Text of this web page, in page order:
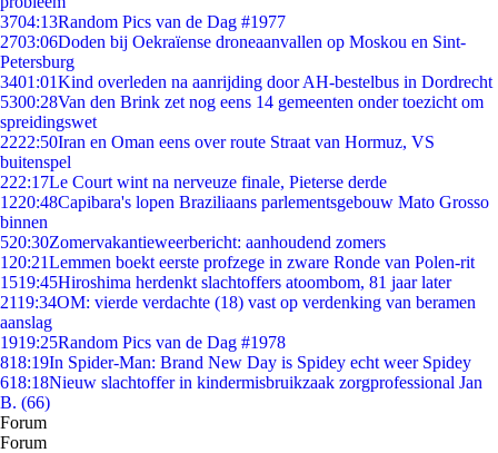
3704:13Random Pics van de Dag #1977
2703:06Doden bij Oekraïense droneaanvallen op Moskou en Sint-
Petersburg
3401:01Kind overleden na aanrijding door AH-bestelbus in Dordrecht
5300:28Van den Brink zet nog eens 14 gemeenten onder toezicht om
spreidingswet
2222:50Iran en Oman eens over route Straat van Hormuz, VS
buitenspel
222:17Le Court wint na nerveuze finale, Pieterse derde
1220:48Capibara's lopen Braziliaans parlementsgebouw Mato Grosso
binnen
520:30Zomervakantieweerbericht: aanhoudend zomers
1 20:21Lemmen boekt eerste profzege in zware Ronde van Polen-rit
1519:45Hiroshima herdenkt slachtoffers atoombom, 81 jaar later
2119:34OM: vierde verdachte (18) vast op verdenking van beramen
aanslag
1919:25Random Pics van de Dag #1978
818:19In Spider-Man: Brand New Day is Spidey echt weer Spidey
618:18Nieuw slachtoffer in kindermisbruikzaak zorgprofessional Jan
B. (66)
Forum
Forum